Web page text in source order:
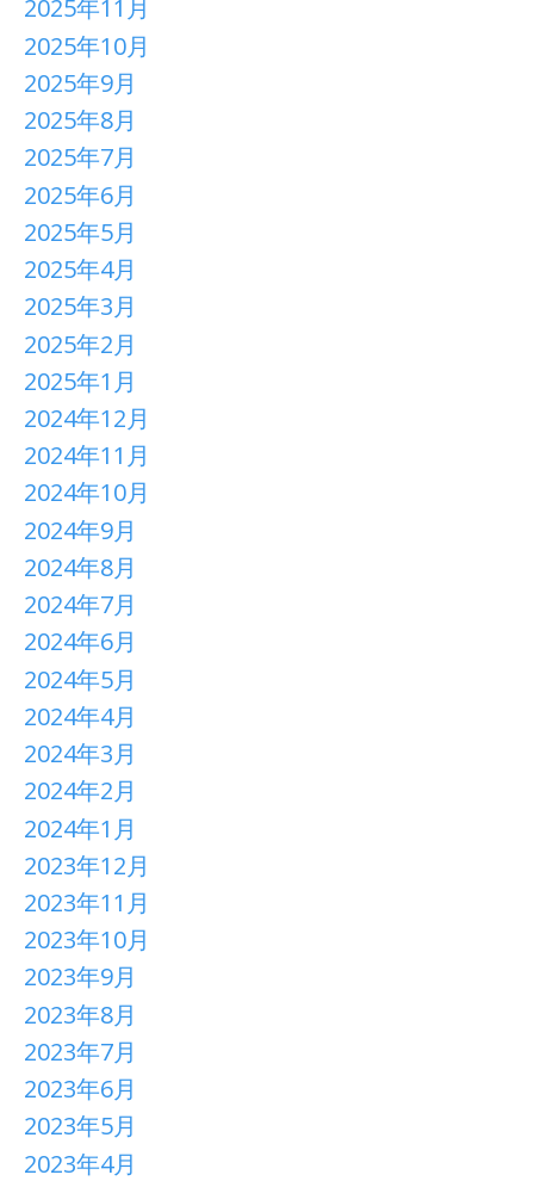
2025年11月
2025年10月
2025年9月
2025年8月
2025年7月
2025年6月
2025年5月
2025年4月
2025年3月
2025年2月
2025年1月
2024年12月
2024年11月
2024年10月
2024年9月
2024年8月
2024年7月
2024年6月
2024年5月
2024年4月
2024年3月
2024年2月
2024年1月
2023年12月
2023年11月
2023年10月
2023年9月
2023年8月
2023年7月
2023年6月
2023年5月
2023年4月